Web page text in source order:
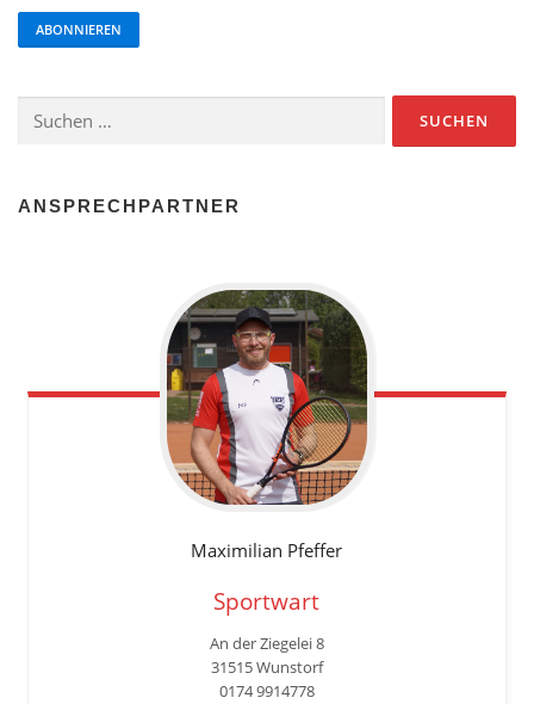
ABONNIEREN
ANSPRECHPARTNER
Maximilian Pfeffer
Sportwart
An der Ziegelei 8
31515 Wunstorf
0174 9914778‬